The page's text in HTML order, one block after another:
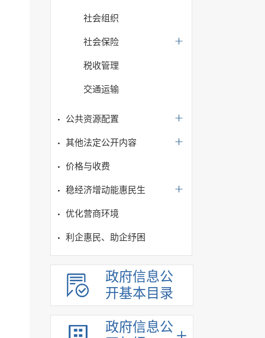
社会组织
社会保险
税收管理
交通运输
公共资源配置
其他法定公开内容
价格与收费
稳经济增动能惠民生
优化营商环境
利企惠民、助企纾困
政府信息公
开基本目录
政府信息公